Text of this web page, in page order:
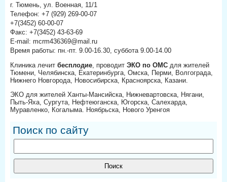
г. Тюмень, ул. Военная, 11/1
Телефон: +7 (929) 269-00-07
+7(3452) 60-00-07
Факс: +7(3452) 43-63-69
E-mail: mcrm436369@mail.ru
Время работы: пн.-пт. 9.00-16.30, суббота 9.00-14.00
Клиника лечит бесплодие , проводит ЭКО по ОМС для жителей
Тюмени, Челябинска, Екатеринбурга, Омска, Перми, Волгограда,
Нижнего Новгорода, Новосибирска, Красноярска, Казани.
ЭКО для жителей Ханты-Мансийска, Нижневартовска, Нягани,
Пыть-Яха, Сургута, Нефтеюганска, Югорска, Салехарда,
Муравленко, Когалыма. Ноябрьска, Нового Уренгоя
Поиск по сайту